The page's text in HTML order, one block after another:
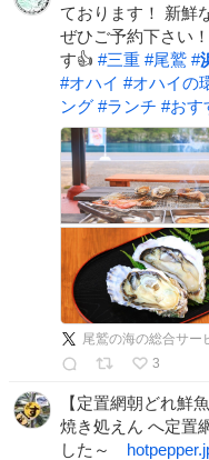
ております！ 新鮮
ぜひご予約下さい
す👍 #三重 #尾鷲 #
#オハイ #オハイの
ング #ランチ #おす
3
【定置網朝どれ
焼き処えん へ定置
した～